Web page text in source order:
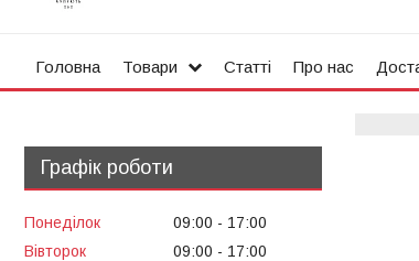
Головна Товари Статті Про нас
Графік роботи
Понеділок 09:00
17:00
Вівторок
09:00
17:00